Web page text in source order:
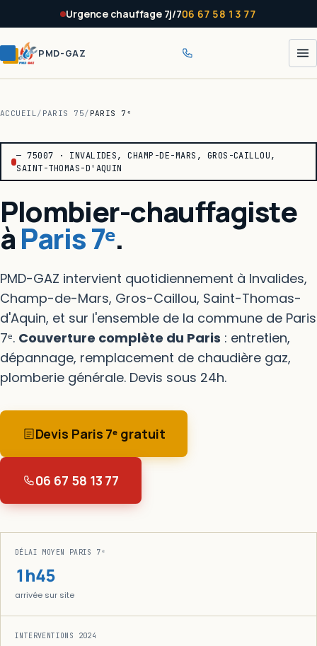
Urgence chauffage 7j/706 67 58 13 77
PMD-GAZ
ACCUEIL/ PARIS 75/ PARIS 7ᵉ
— 75007 · INVALIDES, CHAMP-DE-MARS, GROS-CAILLOU,
SAINT-THOMAS-D'AQUIN
Plombier-chauffagiste
àParis 7ᵉ.
PMD-GAZ intervient quotidiennement à Invalides,
Champ-de-Mars, Gros-Caillou, Saint-Thomas-
d'Aquin, et sur l'ensemble de la commune de Paris
7ᵉ. Couverture complète du Paris : entretien,
dépannage, remplacement de chaudière gaz,
plomberie générale. Devis sous 24h.
Devis Paris 7ᵉ gratuit
06 67 58 13 77
DÉLAI MOYEN PARIS 7ᵉ
1h45
arrivée sur site
INTERVENTIONS 2024
Panneau de gestion des cookies